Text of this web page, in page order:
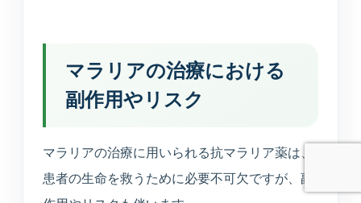
マラリアの治療における
副作用やリスク
マラリアの治療に用いられる抗マラリア薬は、
患者の生命を救うために必要不可欠ですが、副